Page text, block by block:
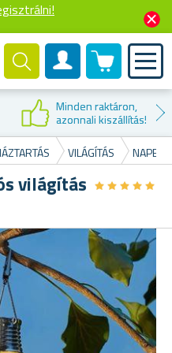
Felhasználók fiók
0 termék
Minden raktáron,
azonnali kiszállítás!
VILÁGÍTÁS
világítás ★★★★★
★★★★★